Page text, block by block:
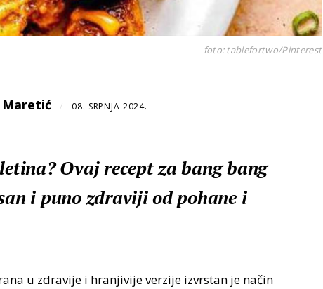
foto: tablefortwo/Pinterest
Maretić / 08. SRPNJA 2024.
Ovaj recept za bang bang
i puno zdraviji od pohane i
u zdravije i hranjivije verzije izvrstan je način